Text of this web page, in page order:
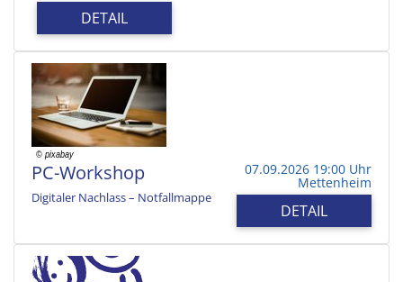
DETAIL
PC-Workshop
Digitaler Nachlass – Notfallmappe
07.09.2026 19:00 Uhr
Mettenheim
DETAIL